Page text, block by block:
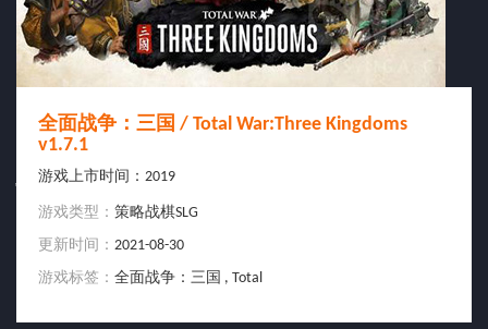
全面战争：三国 / Total War:Three Kingdoms
v1.7.1
游戏上市时间： 2019
游戏类型： 策略战棋SLG
更新时间： 2021-08-30
游戏标签： 全面战争：三国 , Total
scjyfjw